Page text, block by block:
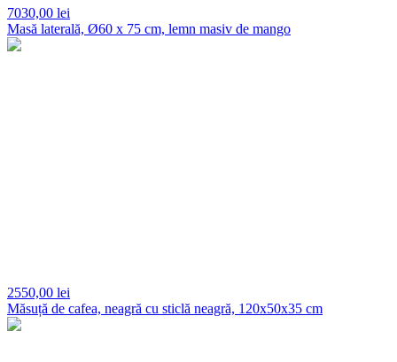
7030,00 lei
Masă laterală, Ø60 x 75 cm, lemn masiv de mango
2550,00 lei
Măsuță de cafea, neagră cu sticlă neagră, 120x50x35 cm